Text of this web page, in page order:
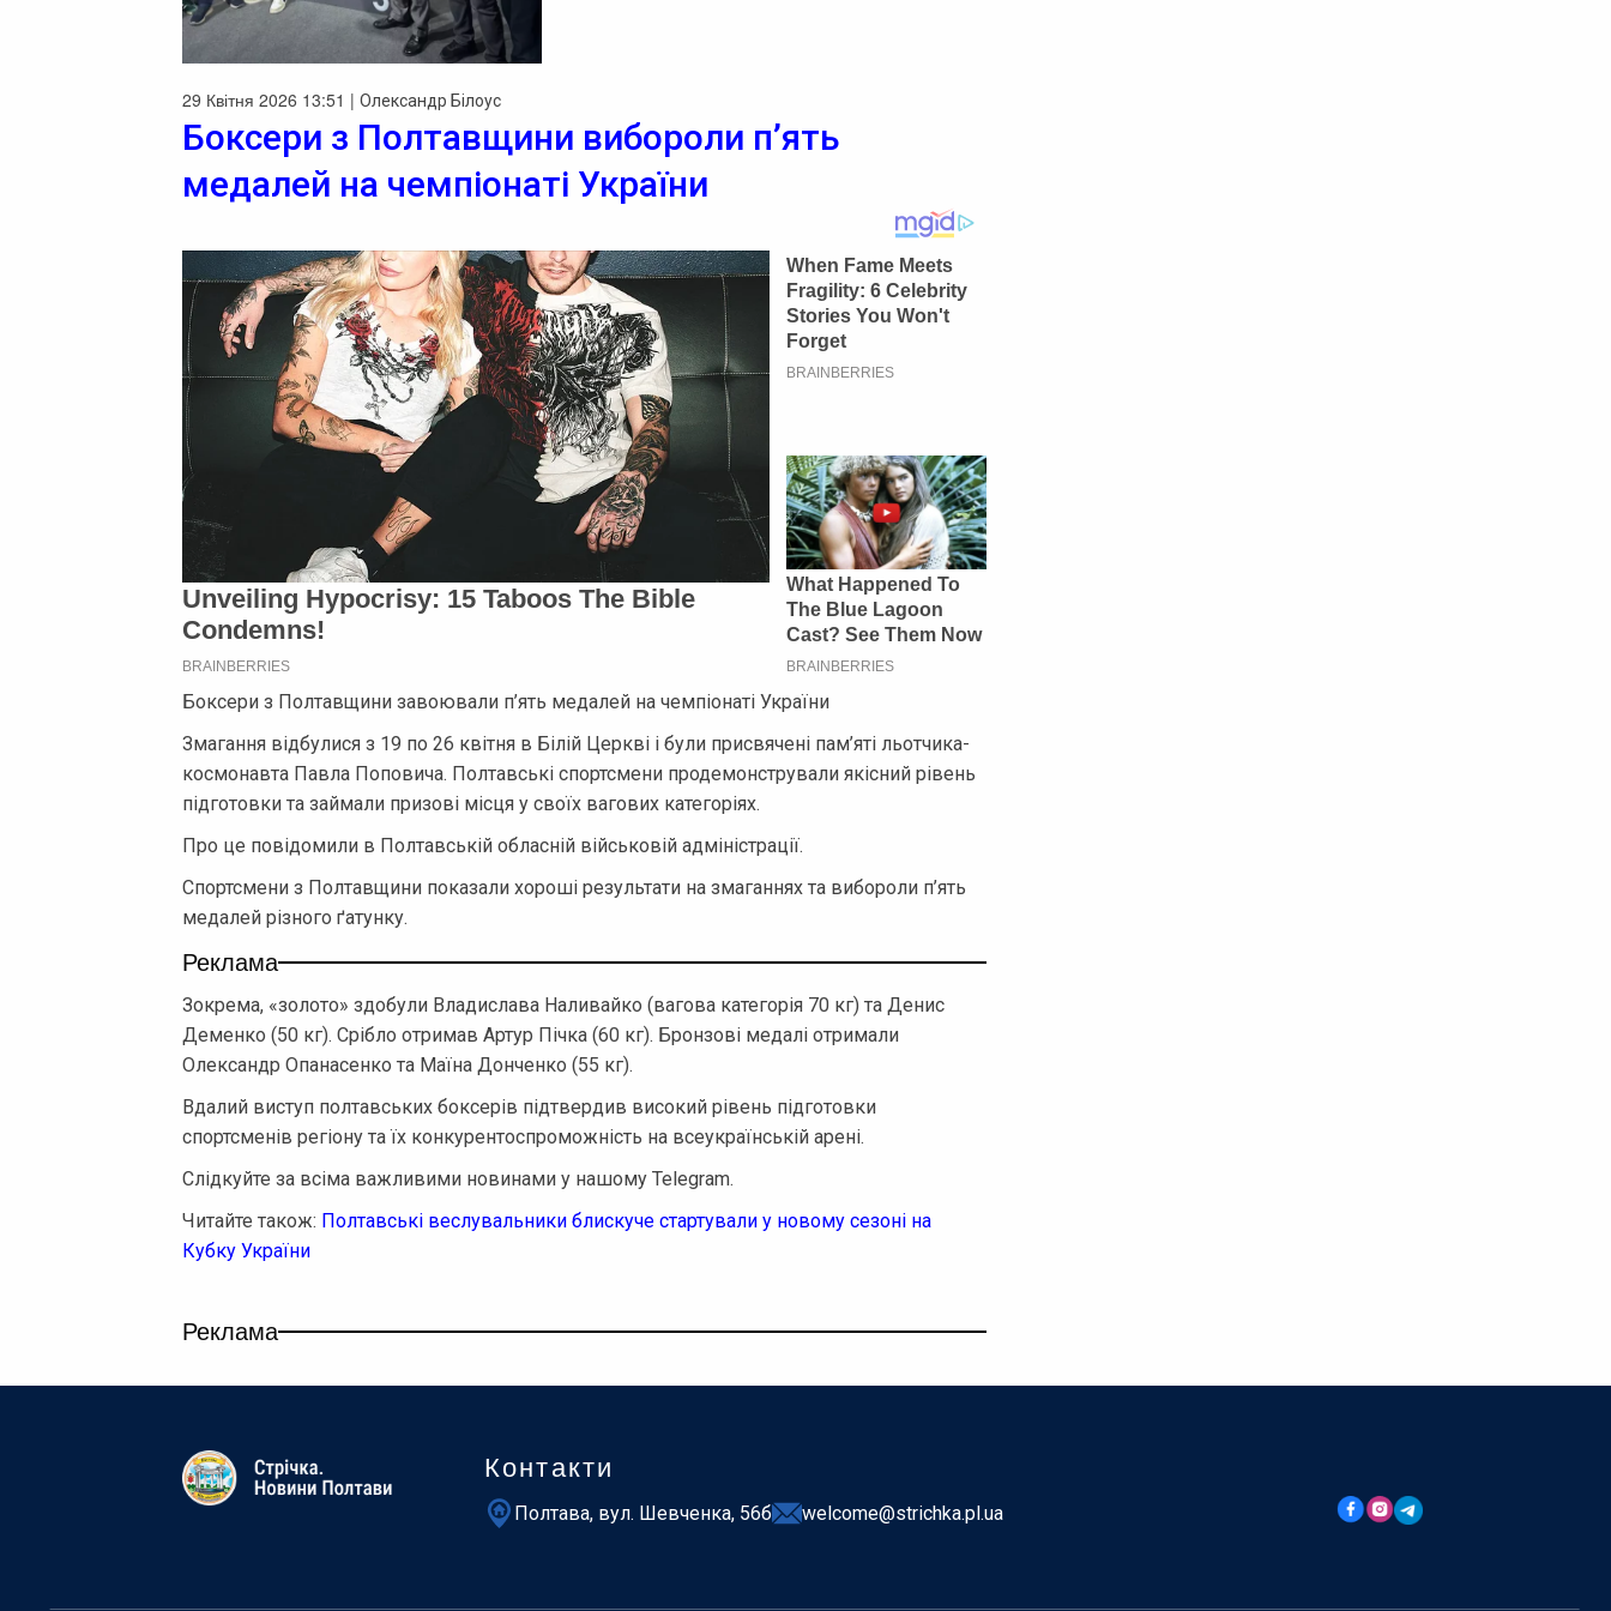
29 Квітня 2026 13:51 | Олександр Білоус
Боксери з Полтавщини вибороли п’ять
медалей на чемпіонаті України
Боксери з Полтавщини завоювали п’ять медалей на чемпіонаті України
Змагання відбулися з 19 по 26 квітня в Білій Церкві і були присвячені пам’яті льотчика-
космонавта Павла Поповича. Полтавські спортсмени продемонстрували якісний рівень
підготовки та займали призові місця у своїх вагових категоріях.
Про це повідомили в Полтавській обласній військовій адміністрації.
Спортсмени з Полтавщини показали хороші результати на змаганнях та вибороли п’ять
медалей різного ґатунку.
Реклама
Зокрема, «золото» здобули Владислава Наливайко (вагова категорія 70 кг) та Денис
Деменко (50 кг). Срібло отримав Артур Пічка (60 кг). Бронзові медалі отримали
Олександр Опанасенко та Маїна Донченко (55 кг).
Вдалий виступ полтавських боксерів підтвердив високий рівень підготовки
спортсменів регіону та їх конкурентоспроможність на всеукраїнській арені.
Слідкуйте за всіма важливими новинами у нашому Telegram.
Читайте також: Полтавські веслувальники блискуче стартували у новому сезоні на
Кубку України
Реклама
Контакти
Полтава, вул. Шевченка, 56б welcome@strichka.pl.ua